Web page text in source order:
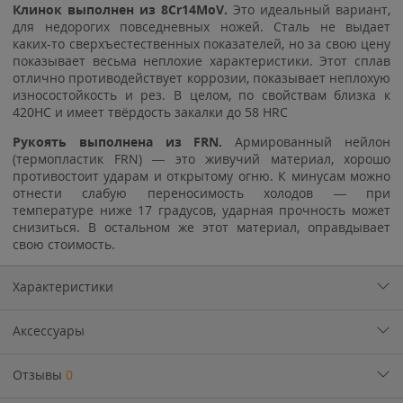
Клинок выполнен из 8Cr14MoV. Это идеальный вариант,
для недорогих повседневных ножей. Сталь не выдает
каких-то сверхъестественных показателей, но за свою цену
показывает весьма неплохие характеристики. Этот сплав
отлично противодействует коррозии, показывает неплохую
износостойкость и рез. В целом, по свойствам близка к
420HC и имеет твёрдость закалки до 58 HRC
Рукоять выполнена из FRN. Армированный нейлон
(термопластик FRN) — это живучий материал, хорошо
противостоит ударам и открытому огню. К минусам можно
отнести слабую переносимость холодов — при
температуре ниже 17 градусов, ударная прочность может
снизиться. В остальном же этот материал, оправдывает
свою стоимость.
Характеристики
Аксессуары
Отзывы 0